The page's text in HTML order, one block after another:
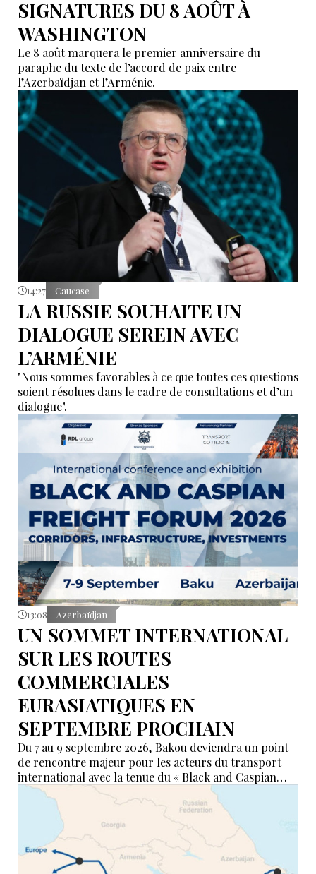
SIGNATURES DU 8 AOÛT À
WASHINGTON
Le 8 août marquera le premier anniversaire du
paraphe du texte de l’accord de paix entre
l’Azerbaïdjan et l’Arménie.
14:27 Caucase
LA RUSSIE SOUHAITE UN
DIALOGUE SEREIN AVEC
L’ARMÉNIE
"Nous sommes favorables à ce que toutes ces questions
soient résolues dans le cadre de consultations et d’un
dialogue".
13:08 Azerbaïdjan
UN SOMMET INTERNATIONAL
SUR LES ROUTES
COMMERCIALES
EURASIATIQUES EN
SEPTEMBRE PROCHAIN
Du 7 au 9 septembre 2026, Bakou deviendra un point
de rencontre majeur pour les acteurs du transport
international avec la tenue du « Black and Caspian
Freight Forum 2026 ». L’événement réunira des
représentants des ports, du transport maritime, du
ferroviaire, de la logistique et des institutions
financières afin de discuter de l’avenir des corridors
reliant l’Asie, la mer Caspienne, la région de la mer
Noire et l’Europe.